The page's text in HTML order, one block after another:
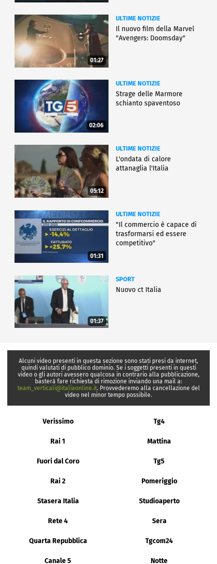
01:27
ULTIME NOTIZIE
Il nuovo film della Marvel
"Avengers: Doomsday"
02:06
ULTIME NOTIZIE
Strage delle Marmore
schianto spaventoso
05:12
ULTIME NOTIZIE
L'ondata di calore
attanaglia l'Italia
01:31
ULTIME NOTIZIE
"Il commercio è capace di
trasformarsi ed essere
competitivo"
01:37
SPORT
Nuovo ct Italia
Alcuni video presenti in questa sezione sono stati presi da internet,
quindi valutati di pubblico dominio. Se i soggetti presenti in questi
video o gli autori avessero qualcosa in contrario alla pubblicazione,
basterà fare richiesta di rimozione inviando una mail a:
team_verticali@italiaonline.it. Provvederemo alla cancellazione del
video nel minor tempo possibile.
Verissimo Tg4
Rai 1 Mattina
Fuori dal Coro Tg5
Rai 2 Pomeriggio
Stasera Italia Studioaperto
Rete 4 Sera
Quarta Repubblica Tgcom24
Canale 5 Notte